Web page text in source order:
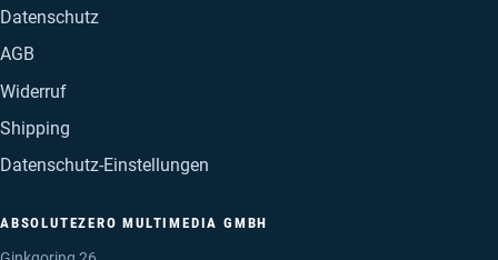
Datenschutz
AGB
Widerruf
Shipping
Datenschutz-Einstellungen
ABSOLUTEZERO MULTIMEDIA GMBH